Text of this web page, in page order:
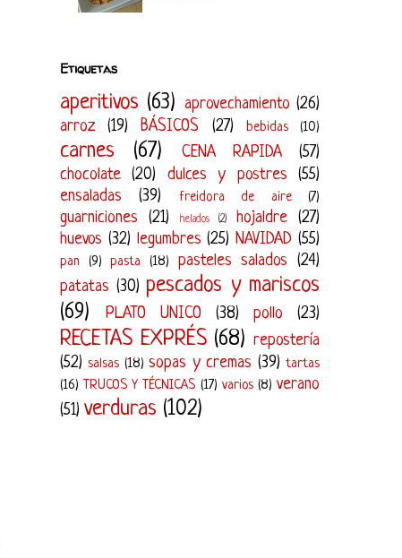
Etiquetas
aperitivos (63) aprovechamiento (26)
arroz
(19) BÁSICOS (27) bebidas (10)
carnes (67) CENA RAPIDA
(57)
chocolate
(20) dulces y postres
(55)
ensaladas
(39) freidora de aire (7)
guarniciones (21) helados (2) hojaldre
(27)
huevos (32) legumbres (25) NAVIDAD (55)
pan (9) pasta (18) pasteles salados
(24)
patatas (30) pescados y mariscos
(69)
PLATO UNICO (38) pollo (23)
RECETAS EXPRÉS (68) repostería
(52) salsas (18) sopas y cremas (39) tartas
(16) TRUCOS Y TÉCNICAS (17) varios (8) verano
(51) verduras (102)